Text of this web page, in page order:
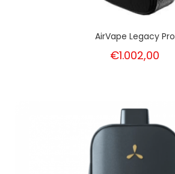
AirVape Legacy Pro
€1.002,00